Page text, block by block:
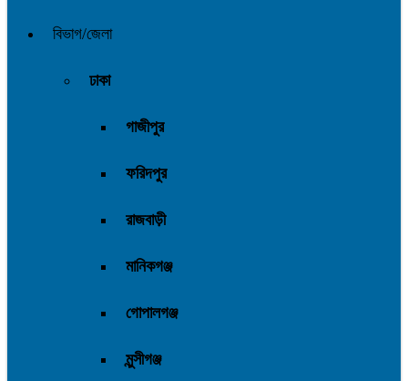
বিভাগ/জেলা
ঢাকা
গাজীপুর
ফরিদপুর
রাজবাড়ী
মানিকগঞ্জ
গোপালগঞ্জ
মুন্সীগঞ্জ